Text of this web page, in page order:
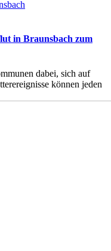
in Braunsbach zum
dabei, sich auf
können jeden